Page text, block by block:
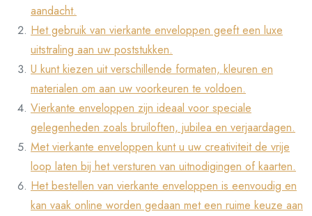
aandacht.
Het gebruik van vierkante enveloppen geeft een luxe
uitstraling aan uw poststukken.
U kunt kiezen uit verschillende formaten, kleuren en
materialen om aan uw voorkeuren te voldoen.
Vierkante enveloppen zijn ideaal voor speciale
gelegenheden zoals bruiloften, jubilea en verjaardagen.
Met vierkante enveloppen kunt u uw creativiteit de vrije
loop laten bij het versturen van uitnodigingen of kaarten.
Het bestellen van vierkante enveloppen is eenvoudig en
kan vaak online worden gedaan met een ruime keuze aan